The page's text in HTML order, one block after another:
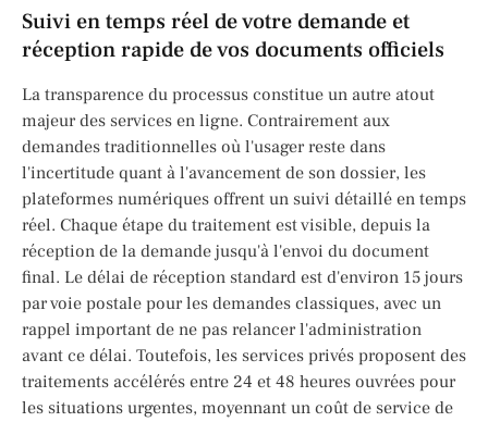
Suivi en temps réel de votre demande et
réception rapide de vos documents officiels
La transparence du processus constitue un autre atout
majeur des services en ligne. Contrairement aux
demandes traditionnelles où l'usager reste dans
l'incertitude quant à l'avancement de son dossier, les
plateformes numériques offrent un suivi détaillé en temps
réel. Chaque étape du traitement est visible, depuis la
réception de la demande jusqu'à l'envoi du document
final. Le délai de réception standard est d'environ 15 jours
par voie postale pour les demandes classiques, avec un
rappel important de ne pas relancer l'administration
avant ce délai. Toutefois, les services privés proposent des
traitements accélérés entre 24 et 48 heures ouvrées pour
les situations urgentes, moyennant un coût de service de